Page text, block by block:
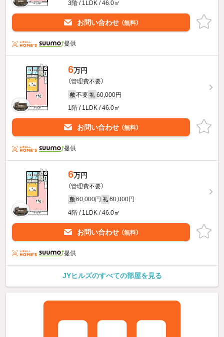
3階 / 1LDK / 46.0㎡
お問い合わせ （無料）
提供
6万円
（管理費不要）
敷 不要 礼 60,000円
1階 / 1LDK / 46.0㎡
お問い合わせ （無料）
提供
6万円
（管理費不要）
敷 60,000円 礼 60,000円
4階 / 1LDK / 46.0㎡
お問い合わせ （無料）
提供
JYヒルズのすべての部屋を見る